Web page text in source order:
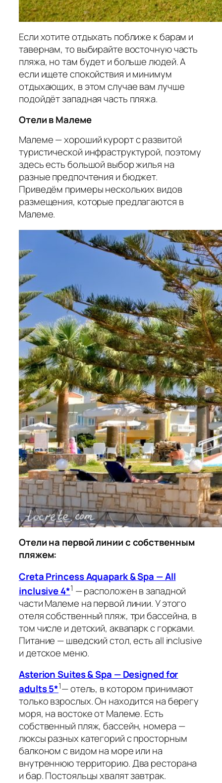
Если хотите отдыхать поближе к барам и
тавернам, то выбирайте восточную часть
пляжа, но там будет и больше людей. А
если ищете спокойствия и минимум
отдыхающих, в этом случае вам лучше
подойдёт западная часть пляжа.
Отели в Малеме
Малеме — хороший курорт с развитой
туристической инфраструктурой, поэтому
здесь есть большой выбор жилья на
разные предпочтения и бюджет.
Приведём примеры нескольких видов
размещения, которые предлагаются в
Малеме.
Отели на первой линии с собственным
пляжем:
Creta Princess Aquapark & Spa — All
inclusive 4*1 — расположен в западной
части Малеме на первой линии. У этого
отеля собственный пляж, три бассейна, в
том числе и детский, аквапарк с горками.
Питание — шведский стол, есть all inclusive
и детское меню.
Asterion Suites & Spa — Designed for
adults 5*1— отель, в котором принимают
только взрослых. Он находится на берегу
моря, на востоке от Малеме. Есть
собственный пляж, бассейн, номера —
люксы разных категорий с просторным
балконом с видом на море или на
внутреннюю территорию. Два ресторана
и бар. Постояльцы хвалят завтрак.